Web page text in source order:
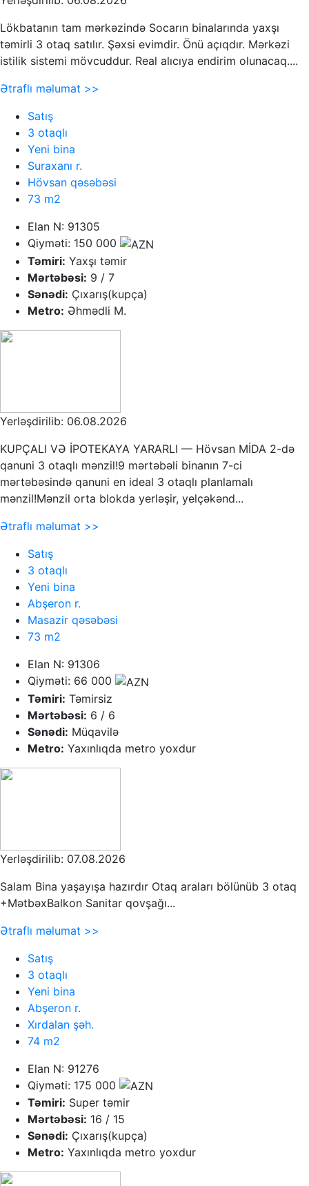
Lökbatanın tam mərkəzində Socarın binalarında yaxşı
təmirli 3 otaq satılır. Şəxsi evimdir. Önü açıqdır. Mərkəzi
istilik sistemi mövcuddur. Real alıcıya endirim olunacaq....
Ətraflı məlumat >>
Satış
3 otaqlı
Yeni bina
Suraxanı r.
Hövsan qəsəbəsi
73 m2
Elan N: 91305
Qiyməti: 150 000
Təmiri: Yaxşı təmir
Mərtəbəsi: 9 / 7
Sənədi: Çıxarış(kupça)
Metro: Əhmədli M.
Yerləşdirilib: 06.08.2026
KUPÇALI VƏ İPOTEKAYA YARARLI — Hövsan MİDA 2-də
qanuni 3 otaqlı mənzil!9 mərtəbəli binanın 7-ci
mərtəbəsində qanuni en ideal 3 otaqlı planlamalı
mənzil!Mənzil orta blokda yerləşir, yelçəkənd...
Ətraflı məlumat >>
Satış
3 otaqlı
Yeni bina
Abşeron r.
Masazir qəsəbəsi
73 m2
Elan N: 91306
Qiyməti: 66 000
Təmiri: Təmirsiz
Mərtəbəsi: 6 / 6
Sənədi: Müqavilə
Metro: Yaxınlıqda metro yoxdur
Yerləşdirilib: 07.08.2026
Salam Bina yaşayışa hazırdır Otaq araları bölünüb 3 otaq
+MətbəxBalkon Sanitar qovşağı...
Ətraflı məlumat >>
Satış
3 otaqlı
Yeni bina
Abşeron r.
Xırdalan şəh.
74 m2
Elan N: 91276
Qiyməti: 175 000
Təmiri: Super təmir
Mərtəbəsi: 16 / 15
Sənədi: Çıxarış(kupça)
Metro: Yaxınlıqda metro yoxdur